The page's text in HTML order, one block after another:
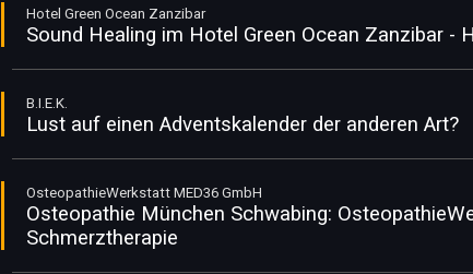
Hotel Green Ocean Zanzibar
Sound Healing im Hotel Green Ocean Zanzibar -
B.I.E.K.
Lust auf einen Adventskalender der anderen Art?
OsteopathieWerkstatt MED36 GmbH
Osteopathie München Schwabing:
Schmerztherapie